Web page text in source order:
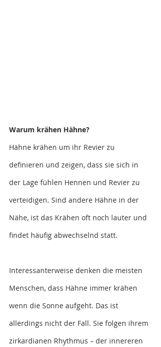
Warum krähen Hähne?
Hähne krähen um ihr Revier zu
definieren und zeigen, dass sie sich in
der Lage fühlen Hennen und Revier zu
verteidigen. Sind andere Hähne in der
Nähe, ist das Krähen oft noch lauter und
findet häufig abwechselnd statt.
Interessanterweise denken die meisten
Menschen, dass Hähne immer krähen
wenn die Sonne aufgeht. Das ist
allerdings nicht der Fall. Sie folgen ihrem
zirkardianen Rhythmus – der innereren